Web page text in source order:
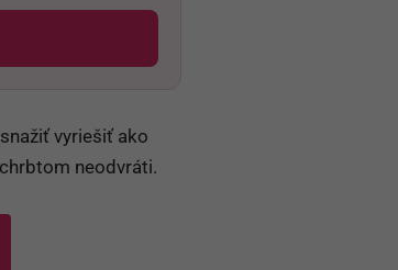
okne
vyriešiť ako
neodvráti.